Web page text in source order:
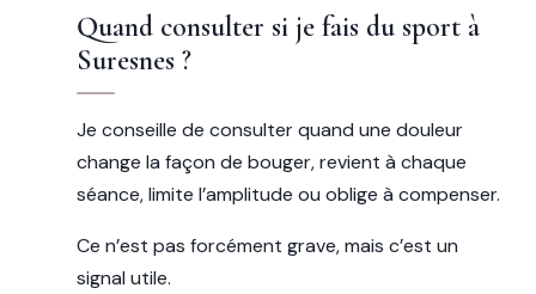
Quand consulter si je fais du sport à
Suresnes ?
Je conseille de consulter quand une douleur
change la façon de bouger, revient à chaque
séance, limite l’amplitude ou oblige à compenser.
Ce n’est pas forcément grave, mais c’est un
signal utile.